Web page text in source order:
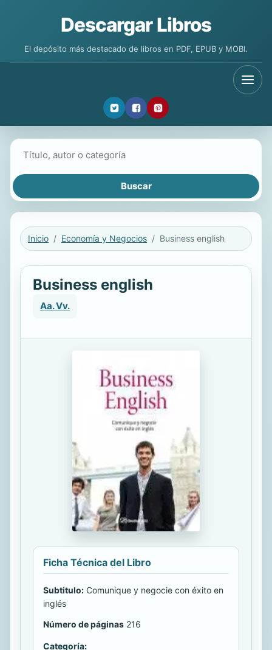
Descargar Libros
El depósito más destacado de libros en PDF, EPUB y MOBI.
Inicio Economía y Negocios Business english
Business english
Aa. Vv.
Ficha Técnica del Libro
Subtitulo: Comunique y negocie con éxito en
inglés
Número de páginas 216
Categoría: